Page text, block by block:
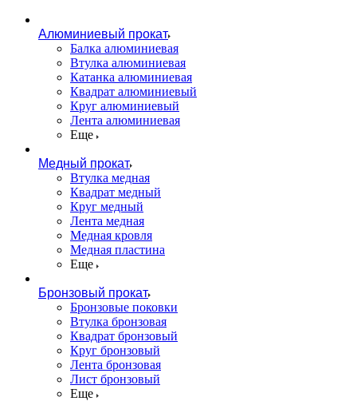
Алюминиевый прокат
Балка алюминиевая
Втулка алюминиевая
Катанка алюминиевая
Квадрат алюминиевый
Круг алюминиевый
Лента алюминиевая
Еще
Медный прокат
Втулка медная
Квадрат медный
Круг медный
Лента медная
Медная кровля
Медная пластина
Еще
Бронзовый прокат
Бронзовые поковки
Втулка бронзовая
Квадрат бронзовый
Круг бронзовый
Лента бронзовая
Лист бронзовый
Еще